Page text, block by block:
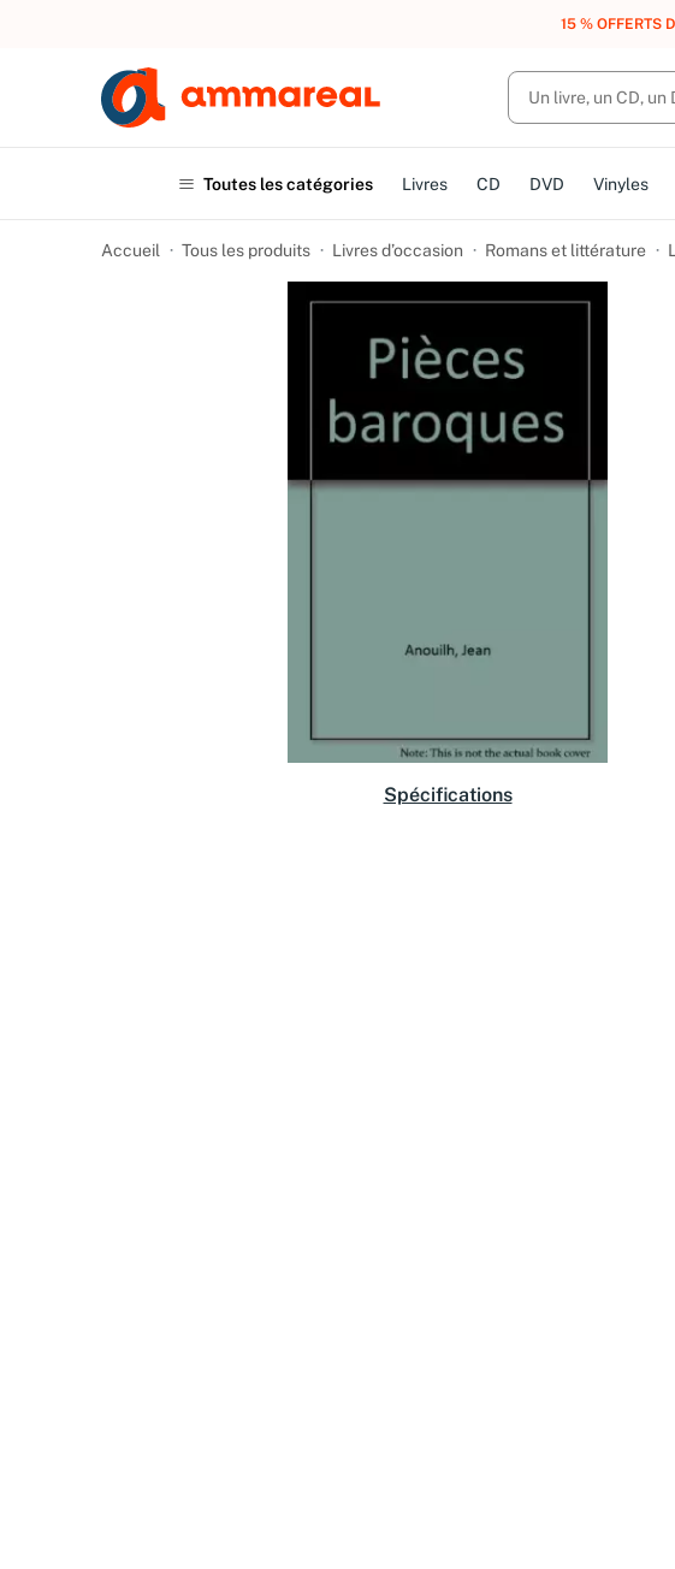
UN ACHAT, DES POINTS,
Toutes les catégories Livres CD DVD Vinyles
Accueil Tous les produits Livres d’occasion Romans et littérature
Spécifications